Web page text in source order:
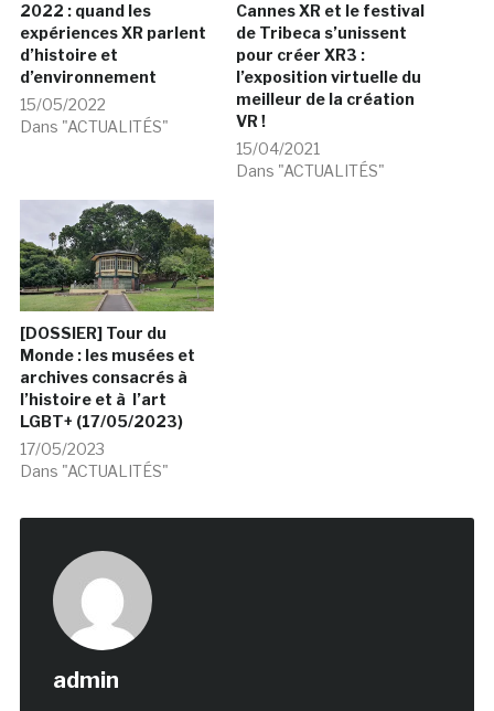
2022 : quand les
expériences XR parlent
d’histoire et
d’environnement
15/05/2022
Dans "ACTUALITÉS"
Cannes XR et le festival
de Tribeca s’unissent
pour créer XR3 :
l’exposition virtuelle du
meilleur de la création
VR !
15/04/2021
Dans "ACTUALITÉS"
[DOSSIER] Tour du
Monde : les musées et
archives consacrés à
l’histoire et à l’art
LGBT+ (17/05/2023)
17/05/2023
Dans "ACTUALITÉS"
admin